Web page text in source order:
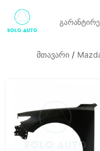
მთავარი /